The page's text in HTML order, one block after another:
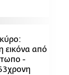
εικόνα από
-